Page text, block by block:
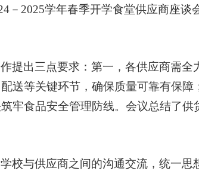
－2025学年春季开学食堂供应商座
提出三点要求：第一，各供应商需
送等关键环节，确保质量可靠有保
牢食品安全管理防线。会议总结了
校与供应商之间的沟通交流，统一